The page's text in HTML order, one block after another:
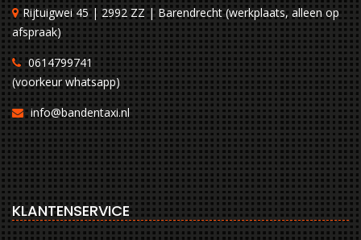
Rijtuigwei 45 | 2992 ZZ | Barendrecht (werkplaats, alleen op
afspraak)
0614799741
(voorkeur whatsapp)
info@bandentaxi.nl
KLANTENSERVICE